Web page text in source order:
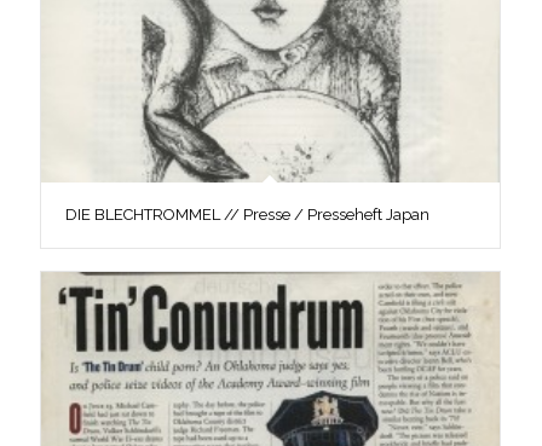
DIE BLECHTROMMEL // Presse / Presseheft Japan